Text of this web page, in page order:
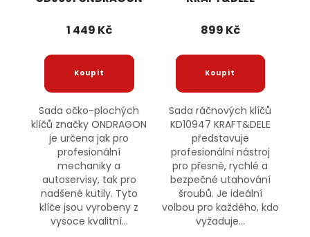
1 449 Kč
Sada očko-plochých
klíčů značky ONDRAGON
je určena jak pro
profesionální
mechaniky a
autoservisy, tak pro
nadšené kutily. Tyto
klíče jsou vyrobeny z
vysoce kvalitní...
899 Kč
Sada ráčnových klíčů
KD10947 KRAFT&DELE
představuje
profesionální nástroj
pro přesné, rychlé a
bezpečné utahování
šroubů. Je ideální
volbou pro každého, kdo
vyžaduje...